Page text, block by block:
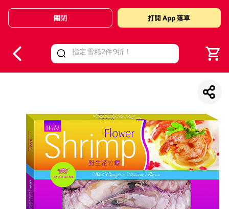
Valid Until 30 June 2026
關閉 打開 App 落單